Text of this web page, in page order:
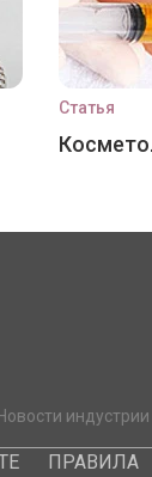
Статья
Новости
ПРАВИЛА